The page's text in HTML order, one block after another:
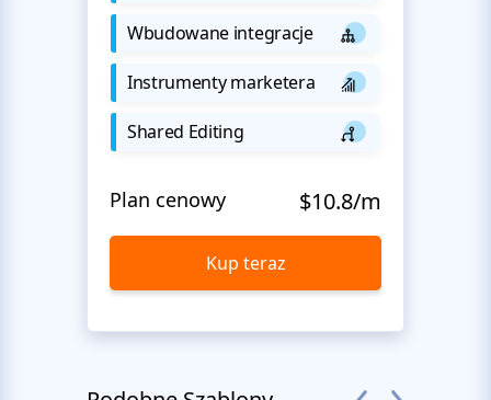
Wbudowane integracje
Instrumenty marketera
Shared Editing
Plan cenowy $10.8/m
Kup teraz